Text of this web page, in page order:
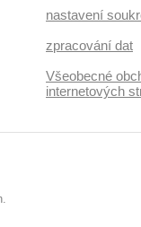
nastavení
zpracování dat
Všeobecné
internetových